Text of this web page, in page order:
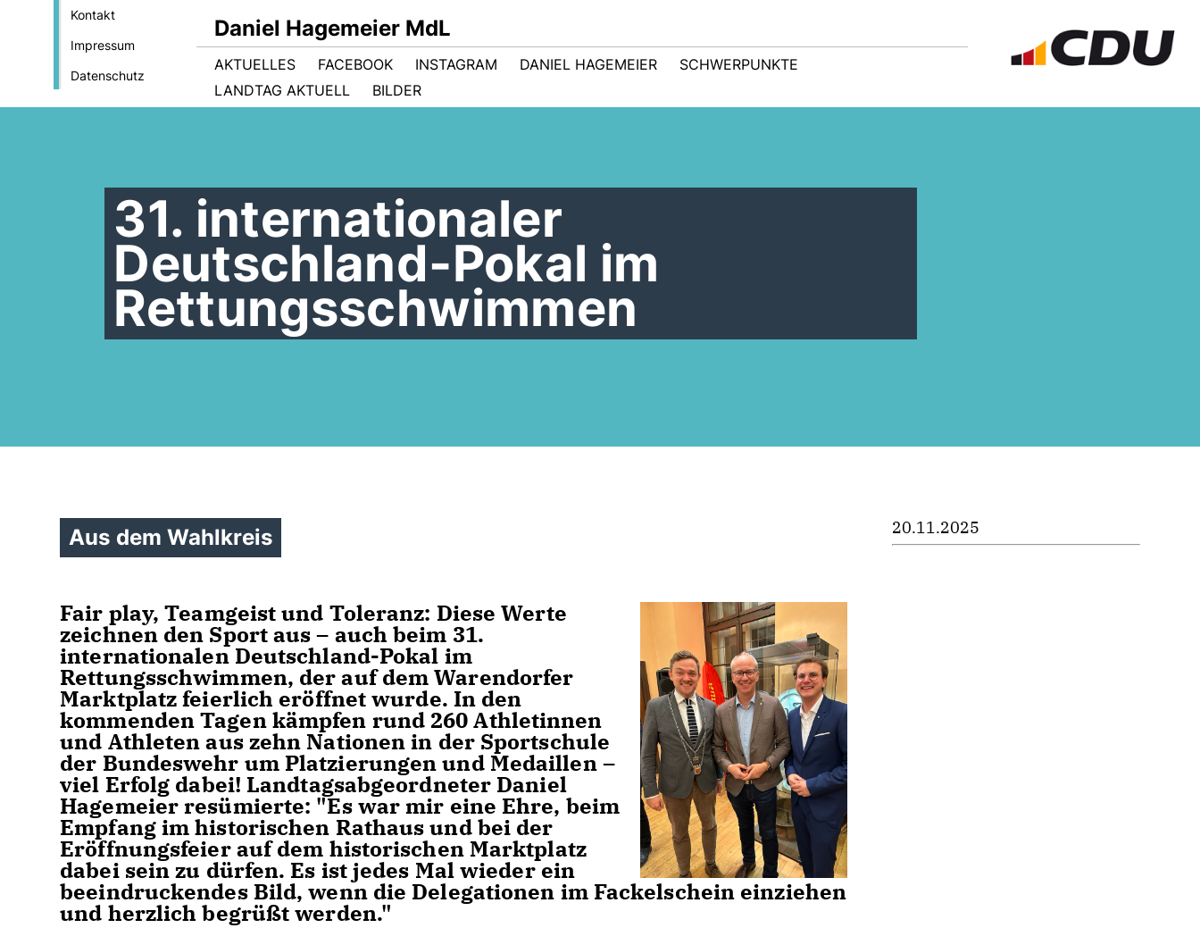
Kontakt
Impressum
Datenschutz
Daniel Hagemeier MdL
AKTUELLES FACEBOOK INSTAGRAM DANIEL HAGEMEIER
SCHWERPUNKTE
LANDTAG AKTUELL
BILDER
31. internationaler
Deutschland-Pokal im
Rettungsschwimmen
Aus dem Wahlkreis
Fair play, Teamgeist und Toleranz: Diese Werte
zeichnen den Sport aus – auch beim 31.
internationalen Deutschland-Pokal im
Rettungsschwimmen, der auf dem Warendorfer
Marktplatz feierlich eröffnet wurde. In den
kommenden Tagen kämpfen rund 260 Athletinnen
und Athleten aus zehn Nationen in der Sportschule
der Bundeswehr um Platzierungen und Medaillen –
viel Erfolg dabei! Landtagsabgeordneter Daniel
Hagemeier resümierte: "Es war mir eine Ehre, beim
Empfang im historischen Rathaus und bei der
Eröffnungsfeier auf dem historischen Marktplatz
dabei sein zu dürfen. Es ist jedes Mal wieder ein
beeindruckendes Bild, wenn die Delegationen im Fackelschein einziehen
und herzlich begrüßt werden."
20.11.2025